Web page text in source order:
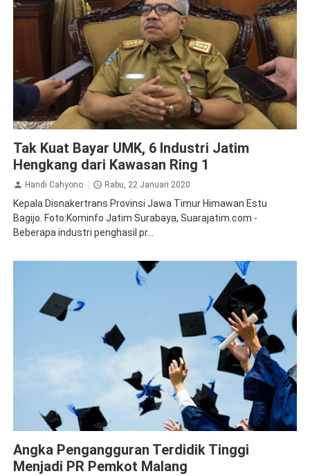
Tak Kuat Bayar UMK, 6 Industri Jatim
Hengkang dari Kawasan Ring 1
Handi Cahyono Rabu, 22 Januari 2020
Kepala Disnakertrans Provinsi Jawa Timur Himawan Estu
Bagijo. Foto:Kominfo Jatim Surabaya, Suarajatim.com -
Beberapa industri penghasil pr...
Angka Pengangguran Terdidik Tinggi
Menjadi PR Pemkot Malang